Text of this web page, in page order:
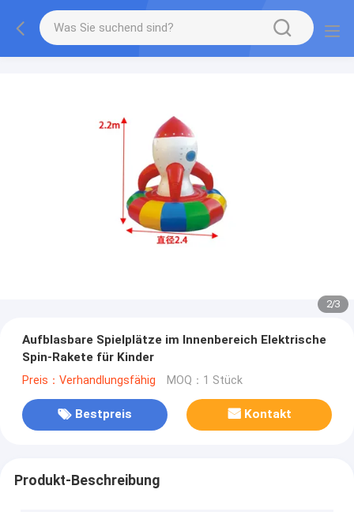
2/3
Aufblasbare Spielplätze im Innenbereich Elektrische
Spin-Rakete für Kinder
Preis：Verhandlungsfähig MOQ：1 Stück
Bestpreis Kontakt
Produkt-Beschreibung